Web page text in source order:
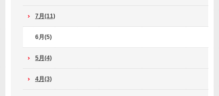
7月(11)
6月(5)
5月(4)
4月(3)